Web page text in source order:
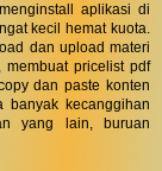
aplikasi di
kecil hemat kuota.
dan upload materi
membuat pricelist pdf
dan paste konten
banyak kecanggihan
yang lain, buruan